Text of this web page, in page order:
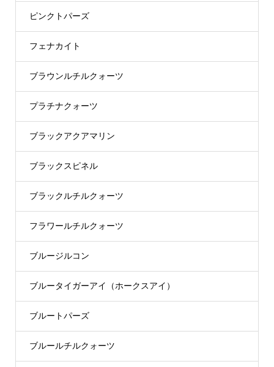
ピンクトパーズ
フェナカイト
ブラウンルチルクォーツ
プラチナクォーツ
ブラックアクアマリン
ブラックスピネル
ブラックルチルクォーツ
フラワールチルクォーツ
ブルージルコン
ブルータイガーアイ（ホークスアイ）
ブルートパーズ
ブルールチルクォーツ